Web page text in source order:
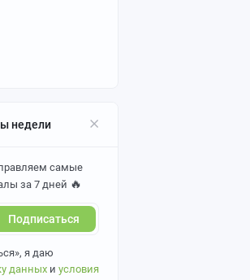
недели
самые
за 7 дней 🔥
Подписаться
я даю
данных и условия